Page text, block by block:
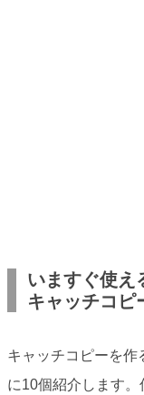
いますぐ使え
キャッチコピ
キャッチコピーを作
に10個紹介します。